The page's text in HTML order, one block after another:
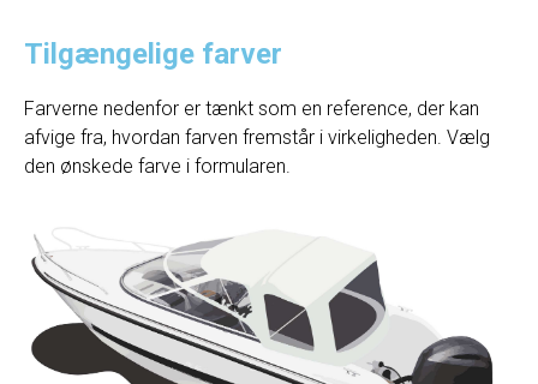
Tilgængelige farver
Farverne nedenfor er tænkt som en reference, der kan
afvige fra, hvordan farven fremstår i virkeligheden. Vælg
den ønskede farve i formularen.